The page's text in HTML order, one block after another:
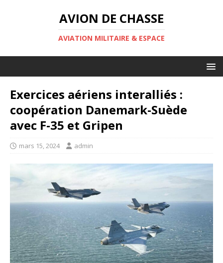
AVION DE CHASSE
AVIATION MILITAIRE & ESPACE
Exercices aériens interalliés :
coopération Danemark-Suède
avec F-35 et Gripen
mars 15, 2024 admin